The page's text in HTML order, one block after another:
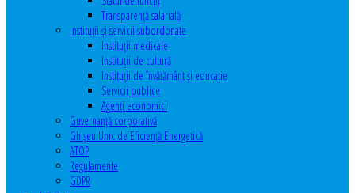
Transparență salarială
Instituţii şi servicii subordonate
Instituţii medicale
Instituţii de cultură
Instituţii de învăţământ şi educaţie
Servicii publice
Agenţi economici
Guvernanță corporativă
Ghişeu Unic de Eficienţă Energetică
ATOP
Regulamente
GDPR